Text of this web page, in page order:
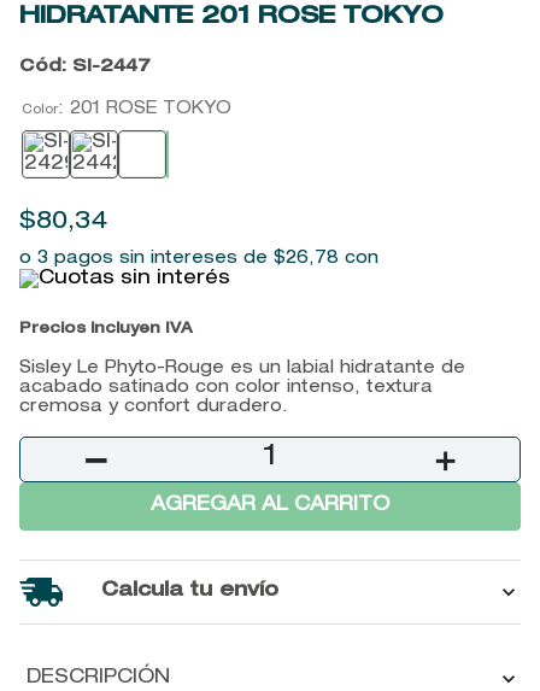
HIDRATANTE 201 ROSE TOKYO
Cód : SI-2447
Color: 201 ROSE TOKYO
$80,34
o 3 pagos sin intereses de $26, 78 con
Precios incluyen IVA
Sisley Le Phyto-Rouge es un labial hidratante de
acabado satinado con color intenso, textura
cremosa y confort duradero.
＋
－
AGREGAR AL CARRITO
Calcula tu envío
DESCRIPCIÓN
9.
baylis
10. john frieda